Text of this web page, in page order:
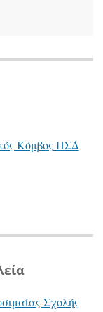
Κόμβος ΠΣΔ
Σχολής